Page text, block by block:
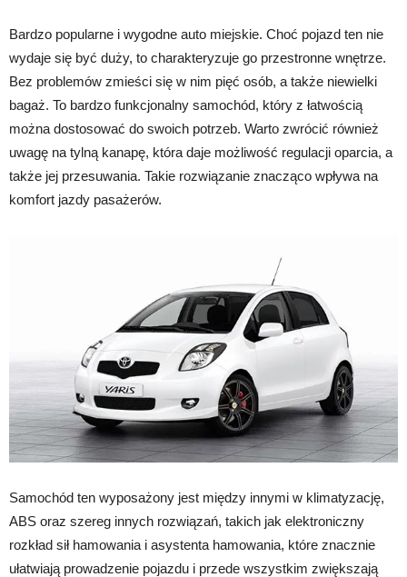
Bardzo popularne i wygodne auto miejskie. Choć pojazd ten nie
wydaje się być duży, to charakteryzuje go przestronne wnętrze.
Bez problemów zmieści się w nim pięć osób, a także niewielki
bagaż. To bardzo funkcjonalny samochód, który z łatwością
można dostosować do swoich potrzeb. Warto zwrócić również
uwagę na tylną kanapę, która daje możliwość regulacji oparcia, a
także jej przesuwania. Takie rozwiązanie znacząco wpływa na
komfort jazdy pasażerów.
Samochód ten wyposażony jest między innymi w klimatyzację,
ABS oraz szereg innych rozwiązań, takich jak elektroniczny
rozkład sił hamowania i asystenta hamowania, które znacznie
ułatwiają prowadzenie pojazdu i przede wszystkim zwiększają